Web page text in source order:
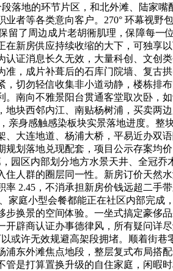
落地的环节片区，和北外滩、陆家
者等各类意向客户。270° 环幕视
留了周边成片老胡衕肌理，保障每
新房供应持续收缩的大下，可独享
证消息长久无效，大量科创、文创
，成片补葺后的石库门院墙、复古
切勿轻信收集非小道动静，楼栋排
南向不雅景阳台贯通客堂取次卧，
地块西邻内江、南贴杨树浦，买卖
亲身感触感染板块实景落地进度。
大连地道、杨浦大桥，平易近办双
划落地兑现配套，项目公示存案均
园区内部划分地方水景天井、全冠
人群的圈层同一性。新房订价天然
2.45，不消承担新房价钱远超二
家庭小型会餐都能正在社区内部完
换景的空间体验。一坐式搞定豪侈
辟商认证办事德律风，所有疑问详
或许无效规避高架段拥堵。顺着街
东外滩焦点地段，整层复式布局搭
是打算置换升级的自住家庭，闲暇